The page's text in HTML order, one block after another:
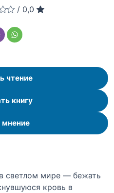
/ 0,0
чтение
книгу
светлом мире — бежать
кровь в